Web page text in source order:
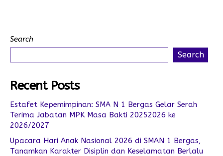
Search
Search
Recent Posts
Estafet Kepemimpinan: SMA N 1 Bergas Gelar Serah
Terima Jabatan MPK Masa Bakti 20252026 ke
2026/2027
Upacara Hari Anak Nasional 2026 di SMAN 1 Bergas,
Tanamkan Karakter Disiplin dan Keselamatan Berlalu